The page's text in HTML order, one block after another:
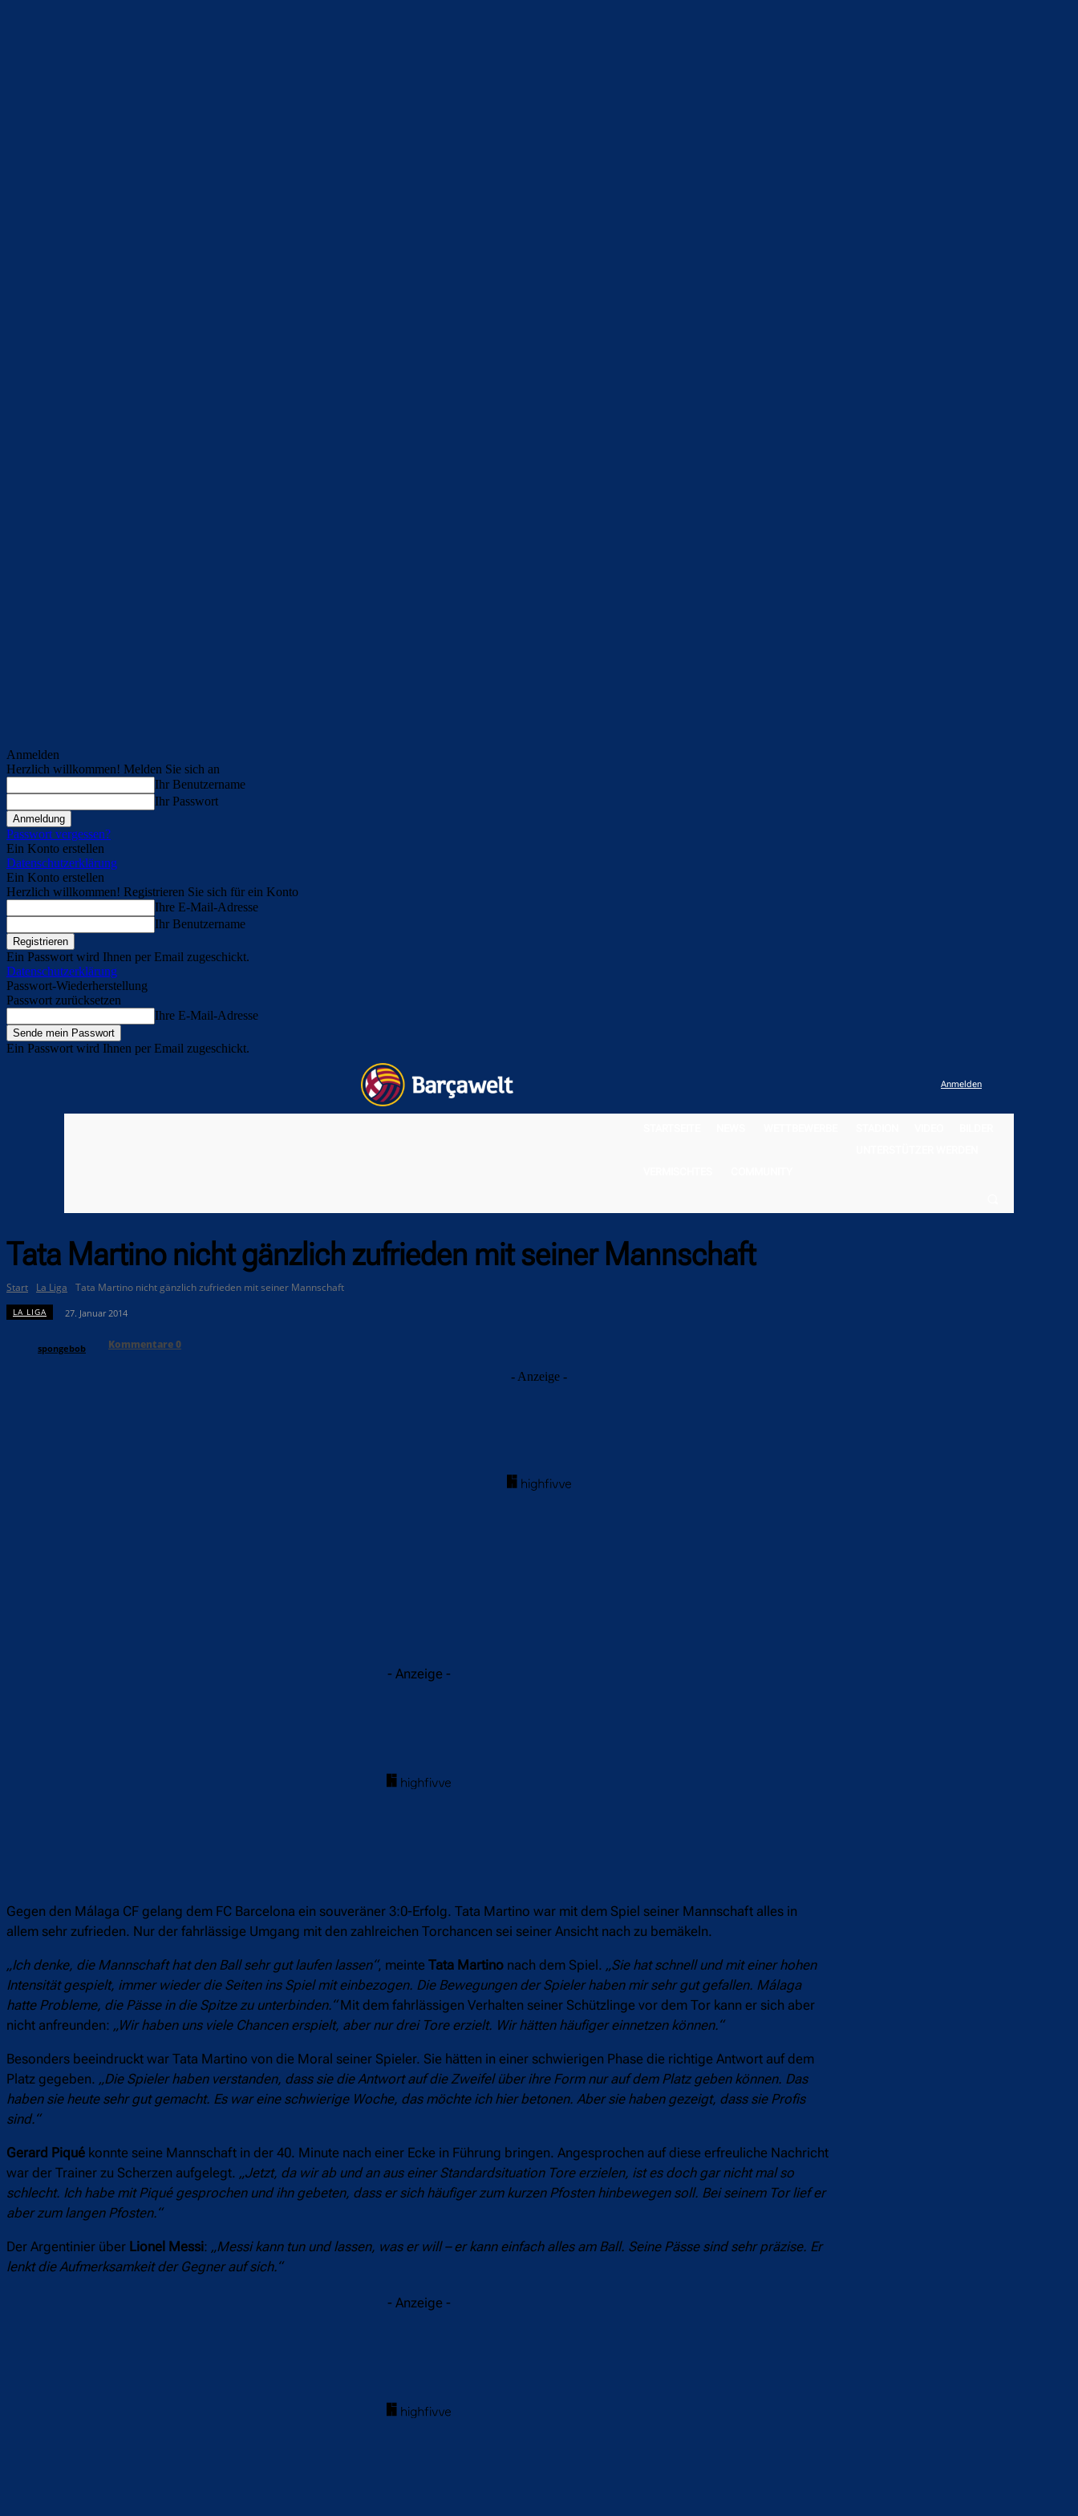
Anmelden
Herzlich willkommen! Melden Sie sich an
Ihr Benutzername
Ihr Passwort
Passwort vergessen?
Ein Konto erstellen
Datenschutzerklärung
Ein Konto erstellen
Herzlich willkommen! Registrieren Sie sich für ein Konto
Ihre E-Mail-Adresse
Ihr Benutzername
Ein Passwort wird Ihnen per Email zugeschickt.
Datenschutzerklärung
Passwort-Wiederherstellung
Passwort zurücksetzen
Ihre E-Mail-Adresse
Ein Passwort wird Ihnen per Email zugeschickt.
Anmelden
Tata Martino nicht gänzlich zufrieden mit seiner Mannschaft
Start La Liga Tata Martino nicht gänzlich zufrieden mit seiner Mannschaft
LA LIGA 27. Januar 2014
spongebob Kommentare0
- Anzeige -
- Anzeige -
Gegen den Málaga CF gelang dem FC Barcelona ein souveräner 3:0-Erfolg. Tata Martino war mit dem Spiel seiner Mannschaft alles in
allem sehr zufrieden. Nur der fahrlässige Umgang mit den zahlreichen Torchancen sei seiner Ansicht nach zu bemäkeln.
„Ich denke, die Mannschaft hat den Ball sehr gut laufen lassen“, meinte Tata Martino nach dem Spiel. „Sie hat schnell und mit einer hohen
Intensität gespielt, immer wieder die Seiten ins Spiel mit einbezogen. Die Bewegungen der Spieler haben mir sehr gut gefallen. Málaga
hatte Probleme, die Pässe in die Spitze zu unterbinden.“Mit dem fahrlässigen Verhalten seiner Schützlinge vor dem Tor kann er sich aber
nicht anfreunden: „Wir haben uns viele Chancen erspielt, aber nur drei Tore erzielt. Wir hätten häufiger einnetzen können.“
Besonders beeindruckt war Tata Martino von die Moral seiner Spieler. Sie hätten in einer schwierigen Phase die richtige Antwort auf dem
Platz gegeben. „Die Spieler haben verstanden, dass sie die Antwort auf die Zweifel über ihre Form nur auf dem Platz geben können. Das
haben sie heute sehr gut gemacht. Es war eine schwierige Woche, das möchte ich hier betonen. Aber sie haben gezeigt, dass sie Profis
sind.“
Gerard Piqué konnte seine Mannschaft in der 40. Minute nach einer Ecke in Führung bringen. Angesprochen auf diese erfreuliche Nachricht
war der Trainer zu Scherzen aufgelegt. „Jetzt, da wir ab und an aus einer Standardsituation Tore erzielen, ist es doch gar nicht mal so
schlecht. Ich habe mit Piqué gesprochen und ihn gebeten, dass er sich häufiger zum kurzen Pfosten hinbewegen soll. Bei seinem Tor lief er
aber zum langen Pfosten.“
Der Argentinier über Lionel Messi: „Messi kann tun und lassen, was er will – er kann einfach alles am Ball. Seine Pässe sind sehr präzise. Er
lenkt die Aufmerksamkeit der Gegner auf sich.“
- Anzeige -